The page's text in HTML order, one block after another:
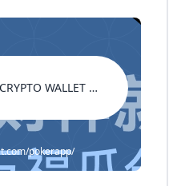
WALLET 返佣代码
pokerapp/